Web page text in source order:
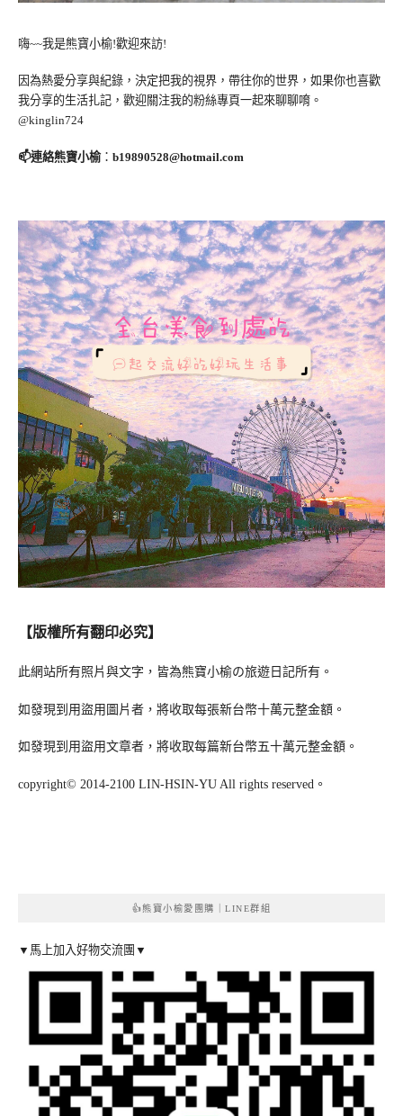
嗨~~我是熊寶小榆!歡迎來訪!
因為熱愛分享與紀錄，決定把我的視界，帶往你的世界，如果你也喜歡
我分享的生活扎記，歡迎關注我的粉絲專頁一起來聊聊唷。
@kinglin724
📫連絡熊寶小榆： b19890528@hotmail.com
【版權所有翻印必究】
此網站所有照片與文字，皆為熊寶小榆の旅遊日記所有。
如發現到用盜用圖片者，將收取每張新台幣十萬元整金額。
如發現到用盜用文章者，將收取每篇新台幣五十萬元整金額。
copyright© 2014-2100 LIN-HSIN-YU All rights reserved。
👍熊寶小榆愛團購｜LINE群組
▼馬上加入好物交流團▼